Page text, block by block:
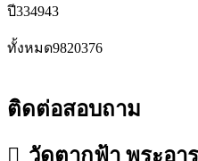
ปี334943
ทั้งหมด9820376
ติดต่อสอบถาม
วัดตากฟ้า พระอา